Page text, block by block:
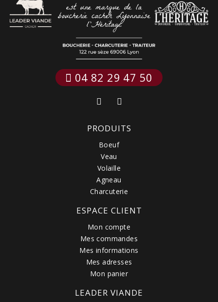
04 82 29 47 50
PRODUITS
Boeuf
Veau
Volaille
Agneau
Charcuterie
ESPACE CLIENT
Mon compte
Mes commandes
Mes informations
Mes adresses
Mon panier
LEADER VIANDE